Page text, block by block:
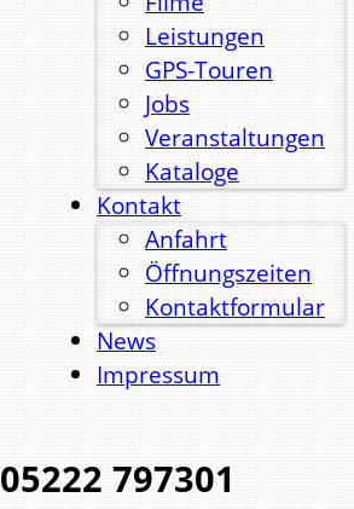
Leistungen
GPS-Touren
Jobs
Veranstaltungen
Kataloge
Kontakt
Anfahrt
Öffnungszeiten
Kontaktformular
News
Impressum
05222 797301